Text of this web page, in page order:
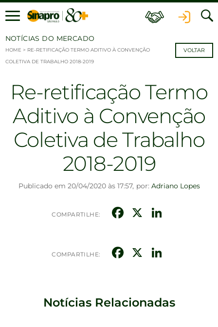
Ir para o conteúdo
NOTÍCIAS DO MERCADO
HOME > RE-RETIFICAÇÃO TERMO ADITIVO À CONVENÇÃO
COLETIVA DE TRABALHO 2018-2019
VOLTAR
Re-retificação Termo
Aditivo à Convenção
Coletiva de Trabalho
2018-2019
Publicado em 20/04/2020 às 17:57, por: Adriano Lopes
COMPARTILHE: Facebook
X
COMPARTILHE: Facebook
X
Notícias Relacionadas